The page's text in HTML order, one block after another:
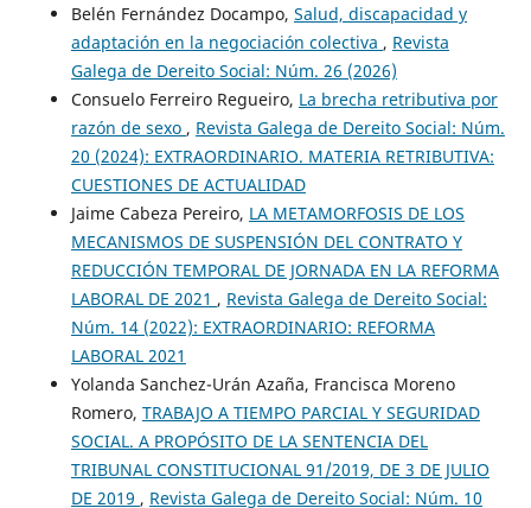
Belén Fernández Docampo, Salud, discapacidad y
adaptación en la negociación colectiva , Revista
Galega de Dereito Social: Núm. 26 (2026)
Consuelo Ferreiro Regueiro, La brecha retributiva por
razón de sexo , Revista Galega de Dereito Social: Núm.
20 (2024): EXTRAORDINARIO. MATERIA RETRIBUTIVA:
CUESTIONES DE ACTUALIDAD
Jaime Cabeza Pereiro, LA METAMORFOSIS DE LOS
MECANISMOS DE SUSPENSIÓN DEL CONTRATO Y
REDUCCIÓN TEMPORAL DE JORNADA EN LA REFORMA
LABORAL DE 2021 , Revista Galega de Dereito Social:
Núm. 14 (2022): EXTRAORDINARIO: REFORMA
LABORAL 2021
Yolanda Sanchez-Urán Azaña, Francisca Moreno
Romero, TRABAJO A TIEMPO PARCIAL Y SEGURIDAD
SOCIAL. A PROPÓSITO DE LA SENTENCIA DEL
TRIBUNAL CONSTITUCIONAL 91/2019, DE 3 DE JULIO
DE 2019 , Revista Galega de Dereito Social: Núm. 10